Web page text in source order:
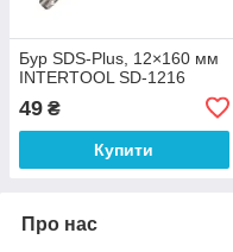
Бур SDS-Plus, 12×160 мм
INTERTOOL SD-1216
49 ₴
Купити
Про нас